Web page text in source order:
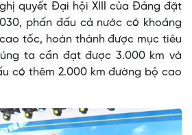
quyết Đại hội XIII của Đảng đặt
phấn đấu cả nước có khoảng
tốc, hoàn thành được mục tiêu
ta cần đạt được 3.000 km và
có thêm 2.000 km đường bộ cao